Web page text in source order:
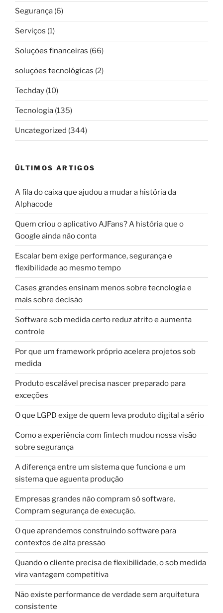
Segurança (6)
Serviços (1)
Soluções financeiras (66)
soluções tecnológicas (2)
Techday (10)
Tecnologia (135)
Uncategorized (344)
ÚLTIMOS ARTIGOS
A fila do caixa que ajudou a mudar a história da
Alphacode
Quem criou o aplicativo AJFans? A história que o
Google ainda não conta
Escalar bem exige performance, segurança e
flexibilidade ao mesmo tempo
Cases grandes ensinam menos sobre tecnologia e
mais sobre decisão
Software sob medida certo reduz atrito e aumenta
controle
Por que um framework próprio acelera projetos sob
medida
Produto escalável precisa nascer preparado para
exceções
O que LGPD exige de quem leva produto digital a sério
Como a experiência com fintech mudou nossa visão
sobre segurança
A diferença entre um sistema que funciona e um
sistema que aguenta produção
Empresas grandes não compram só software.
Compram segurança de execução.
O que aprendemos construindo software para
contextos de alta pressão
Quando o cliente precisa de flexibilidade, o sob medida
vira vantagem competitiva
Não existe performance de verdade sem arquitetura
consistente